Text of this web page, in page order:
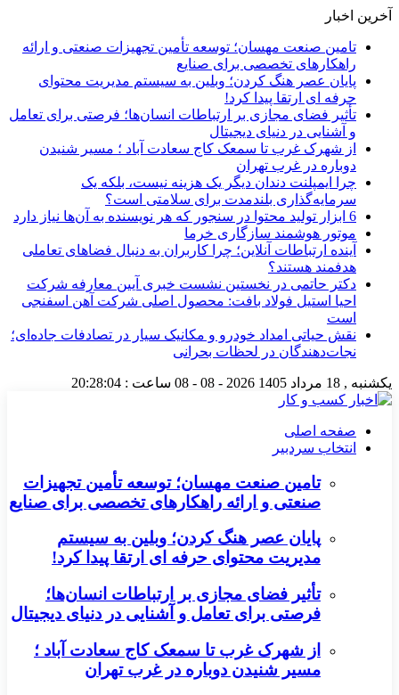
آخرین اخبار
تامین صنعت مهسان؛ توسعه تأمین تجهیزات صنعتی و ارائه
راهکارهای تخصصی برای صنایع
پایان عصر هنگ کردن؛ وبلین به سیستم مدیریت محتوای
حرفه ای ارتقا پیدا کرد!
تأثیر فضای مجازی بر ارتباطات انسان‌ها؛ فرصتی برای تعامل
و آشنایی در دنیای دیجیتال
از شهرک غرب تا سمعک کاج سعادت آباد ؛ مسیر شنیدن
دوباره در غرب تهران
چرا ایمپلنت دندان دیگر یک هزینه نیست، بلکه یک
سرمایه‌گذاری بلندمدت برای سلامتی است؟
6 ابزار تولید محتوا در سنجور که هر نویسنده به آن‌ها نیاز دارد
موتور هوشمند سازگاری خرما
آینده ارتباطات آنلاین؛ چرا کاربران به دنبال فضاهای تعاملی
هدفمند هستند؟
دکتر حاتمی در نخستین نشست خبری آیین معارفه شرکت
احیا استیل فولاد بافت: محصول اصلی شرکت آهن اسفنجی
است
نقش حیاتی امداد خودرو و مکانیک سیار در تصادفات جاده‌ای؛
نجات‌دهندگان در لحظات بحرانی
یکشنبه , 18 مرداد 1405 2026 - 08 - 08 ساعت : 20:28:05
صفحه اصلی
انتخاب سردبیر
تامین صنعت مهسان؛ توسعه تأمین تجهیزات
صنعتی و ارائه راهکارهای تخصصی برای صنایع
پایان عصر هنگ کردن؛ وبلین به سیستم
مدیریت محتوای حرفه ای ارتقا پیدا کرد!
تأثیر فضای مجازی بر ارتباطات انسان‌ها؛
فرصتی برای تعامل و آشنایی در دنیای دیجیتال
از شهرک غرب تا سمعک کاج سعادت آباد ؛
مسیر شنیدن دوباره در غرب تهران